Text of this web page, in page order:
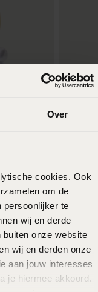
Over
cookies. Ook
om de
persoonlijker te
wij en derde
buiten onze website
wij en derden onze
aan jouw interesses
je hiermee akkoord.
dames
24